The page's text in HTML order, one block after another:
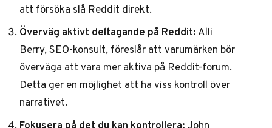
att försöka slå Reddit direkt.
Överväg aktivt deltagande på Reddit:Alli
Berry, SEO-konsult, föreslår att varumärken bör
överväga att vara mer aktiva på Reddit-forum.
Detta ger en möjlighet att ha viss kontroll över
narrativet.
Fokusera på det du kan kontrollera:John